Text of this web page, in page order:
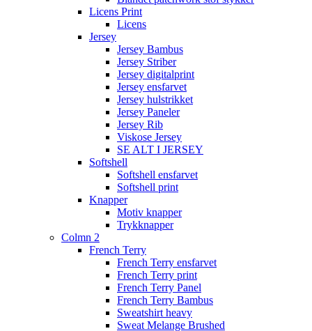
Licens Print
Licens
Jersey
Jersey Bambus
Jersey Striber
Jersey digitalprint
Jersey ensfarvet
Jersey hulstrikket
Jersey Paneler
Jersey Rib
Viskose Jersey
SE ALT I JERSEY
Softshell
Softshell ensfarvet
Softshell print
Knapper
Motiv knapper
Trykknapper
Colmn 2
French Terry
French Terry ensfarvet
French Terry print
French Terry Panel
French Terry Bambus
Sweatshirt heavy
Sweat Melange Brushed